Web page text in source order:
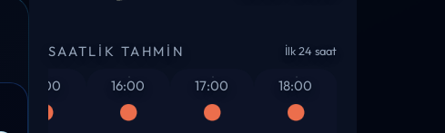
SAATLIK TAHMIN İlk 24 saat
15:00 16:00 17:00 18:00